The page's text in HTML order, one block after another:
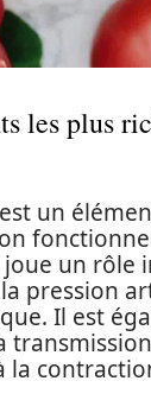
les plus
un
joue un rôle
pression
Il est
la